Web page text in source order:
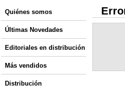
Quiénes somos
Últimas Novedades
Editoriales en distribución
Más vendidos
Distribución